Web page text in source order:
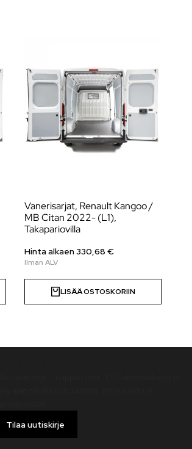
Vanerisarjat, Renault Kangoo /
MB Citan 2022- (L1),
Takapariovilla
Hinta alkaen330,68€
LISÄÄ OSTOSKORIIN
Tilaa uutiskirje